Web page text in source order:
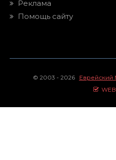
Реклама
Помощь сайту
© 2003 - 2026 Еврейский